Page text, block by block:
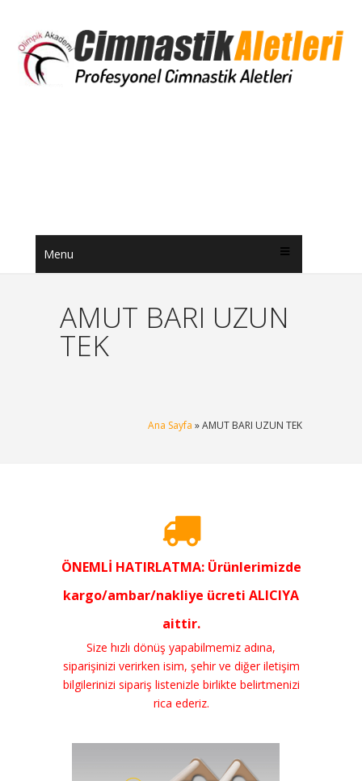
Menu
AMUT BARI UZUN
TEK
Ana Sayfa » AMUT BARI UZUN TEK
ÖNEMLİ HATIRLATMA: Ürünlerimizde
kargo/ambar/nakliye ücreti ALICIYA
aittir.
Size hızlı dönüş yapabilmemiz adına,
siparişinizi verirken isim, şehir ve diğer iletişim
bilgilerinizi sipariş listenizle birlikte belirtmenizi
rica ederiz.